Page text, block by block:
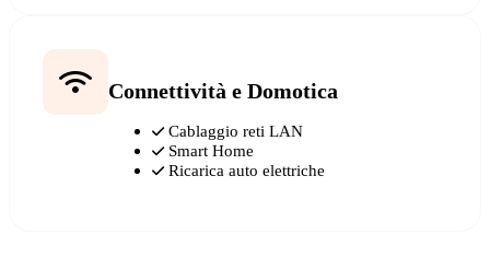
Connettività e Domotica
Cablaggio reti LAN
Smart Home
Ricarica auto elettriche